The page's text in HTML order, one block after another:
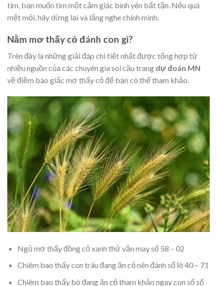
tim, bạn muốn tìm một cảm giác bình yên bất tận. Nếu quá
mệt mỏi, hãy dừng lại và lắng nghe chính mình.
Nằm mơ thấy cỏ đánh con gì?
Trên đây là những giải đáp chi tiết nhất được tổng hợp từ
nhiều nguồn của các chuyên gia soi cầu trang dự đoán MN
về điềm báo giấc mơ thấy cỏ để bạn có thể tham khảo.
Ngủ mơ thấy đồng cỏ xanh thử vận may số 58 – 02
Chiêm bao thấy con trâu đang ăn cỏ nên đánh số lô 40 – 71
Chiêm bao thấy bò đang ăn cỏ tham khảo ngay con số số